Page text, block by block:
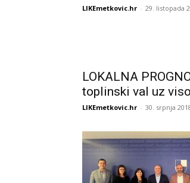
LIKEmetkovic.hr - 29. listopada
LOKALNA
toplinski val uz
LIKEmetkovic.hr - 30. srpnja